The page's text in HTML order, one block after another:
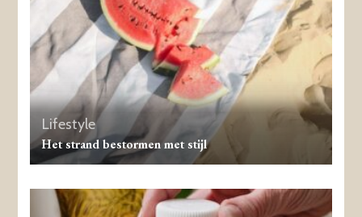
Lifestyle
Het strand bestormen met stijl